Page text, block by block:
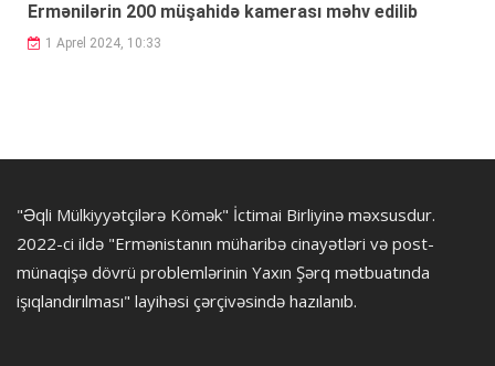
Ermənilərin 200 müşahidə kamerası məhv edilib
1 Aprel 2024, 10:33
"Əqli Mülkiyyətçilərə Kömək" İctimai Birliyinə məxsusdur.
2022-ci ildə "Ermənistanın müharibə cinayətləri və post-
münaqişə dövrü problemlərinin Yaxın Şərq mətbuatında
işıqlandırılması" layihəsi çərçivəsində hazılanıb.